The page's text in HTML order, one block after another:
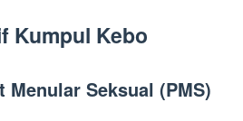
Kumpul Kebo
Menular Seksual (PMS)